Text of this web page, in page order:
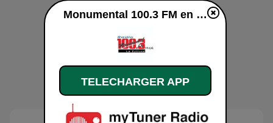
Monumental 100.3 FM en ligne
TELECHARGER APP